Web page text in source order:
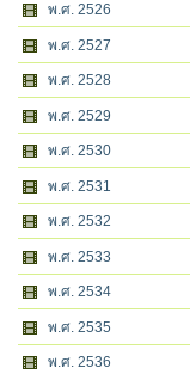
พ.ศ. 2526
พ.ศ. 2527
พ.ศ. 2528
พ.ศ. 2529
พ.ศ. 2530
พ.ศ. 2531
พ.ศ. 2532
พ.ศ. 2533
พ.ศ. 2534
พ.ศ. 2535
พ.ศ. 2536